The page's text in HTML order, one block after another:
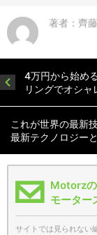
著者：齊
4万円から始め
リングでオシャ
これが世界の最新
最新テクノロジー
Motorz
モーター
サイトでは見られない